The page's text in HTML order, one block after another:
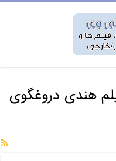
هندی دروغگوی